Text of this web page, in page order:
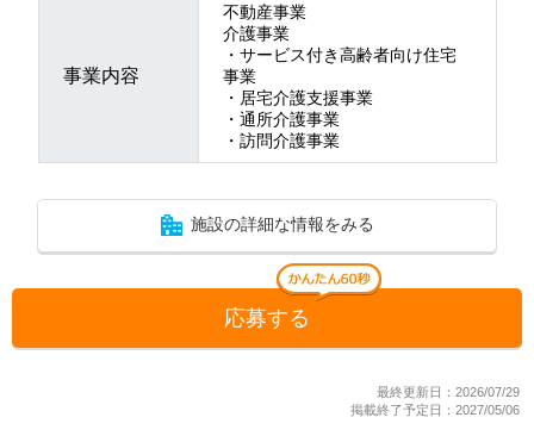
事業内容
不動産事業
介護事業
・サービス付き高齢者向け住宅
事業
・居宅介護支援事業
・通所介護事業
・訪問介護事業
施設の詳細な情報をみる
応募する
最終更新日：2026/07/29
掲載終了予定日：2027/05/06